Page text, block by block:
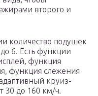
второго и
количество подушек
6. Есть функции
функция
функция слежения
круиз-
30 до 160 км/ч.